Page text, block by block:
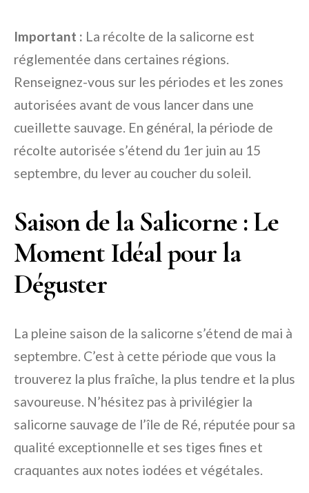
Important : La récolte de la salicorne est
réglementée dans certaines régions.
Renseignez-vous sur les périodes et les zones
autorisées avant de vous lancer dans une
cueillette sauvage. En général, la période de
récolte autorisée s’étend du 1er juin au 15
septembre, du lever au coucher du soleil.
Saison de la Salicorne : Le
Moment Idéal pour la
Déguster
La pleine saison de la salicorne s’étend de mai à
septembre. C’est à cette période que vous la
trouverez la plus fraîche, la plus tendre et la plus
savoureuse. N’hésitez pas à privilégier la
salicorne sauvage de l’île de Ré, réputée pour sa
qualité exceptionnelle et ses tiges fines et
craquantes aux notes iodées et végétales.